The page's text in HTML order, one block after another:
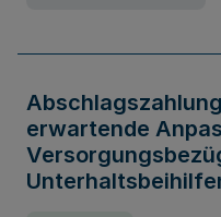
erwartende